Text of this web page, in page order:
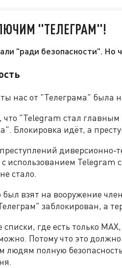
"ТЕЛЕГРАМ"!
"ради безопасности". Но
нас от "Телеграма" была
что "Telegram стал
Блокировка идёт, а
диверсионно-
использованием Telegram
стало.
взят на вооружение
заблокирован, а
где есть только
Потому что это
людям полную